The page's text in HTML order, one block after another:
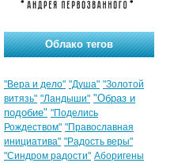
Облако тегов
"Вера и дело" "Душа" "Золотой
витязь" "Ландыши" "Образ и
подобие" "Поделись
Рождеством" "Православная
инициатива" "Радость веры"
"Синдром радости" Аборигены